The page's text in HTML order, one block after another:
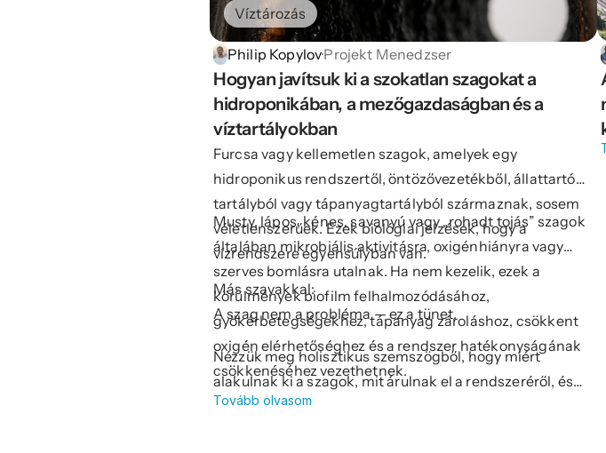
Víztározás
Philip Kopylov·Projekt Menedzser
Hogyan javítsuk ki a szokatlan szagokat a
hidroponikában, a mezőgazdaságban és a
víztartályokban
Furcsa vagy kellemetlen szagok, amelyek egy
hidroponikus rendszertől, öntözővezetékből, állattartó
tartályból vagy tápanyagtartályból származnak, sosem
véletlenszerűek. Ezek biológiai jelzések, hogy a
vízrendszere egyensúlyban van.
Musty, lápos, kénes, savanyú vagy „rohadt tojás” szagok
általában mikrobiális aktivitásra, oxigénhiányra vagy
szerves bomlásra utalnak. Ha nem kezelik, ezek a
körülmények biofilm felhalmozódásához,
gyökérbetegségekhez, tápanyag zároláshoz, csökkent
oxigén elérhetőséghez és a rendszer hatékonyságának
csökkenéséhez vezethetnek.
Más szavakkal:
A szag nem a probléma — ez a tünet.
Nézzük meg holisztikus szemszögből, hogy miért
alakulnak ki a szagok, mit árulnak el a rendszeréről, és
hogyan lehet őket fenntartható módon megszüntetni.
Tovább olvasom